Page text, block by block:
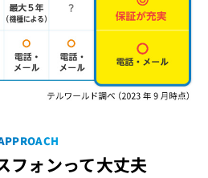
フォンって大丈夫